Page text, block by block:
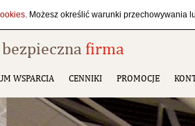
bezpieczna firma
WSPARCIA CENNIKI PROMOCJE
. Możesz określić warunki przechowywania